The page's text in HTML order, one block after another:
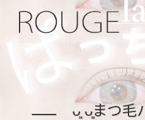
ᴗ͈ ᴗ͈まつ毛